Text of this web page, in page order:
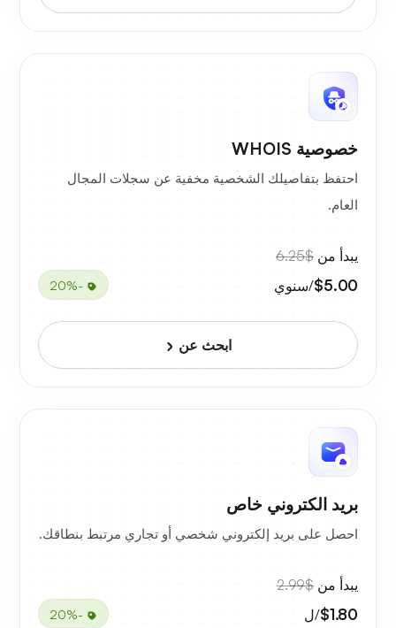
خصوصية WHOIS
احتفظ بتفاصيلك الشخصية مخفية عن سجلات المجال
العام.
يبدأ من $6.25
$5.00/سنوي -20%
ابحث عن
بريد الكتروني خاص
احصل على بريد إلكتروني شخصي أو تجاري مرتبط بنطاقك.
يبدأ من $2.99
$1.80/ل -20%